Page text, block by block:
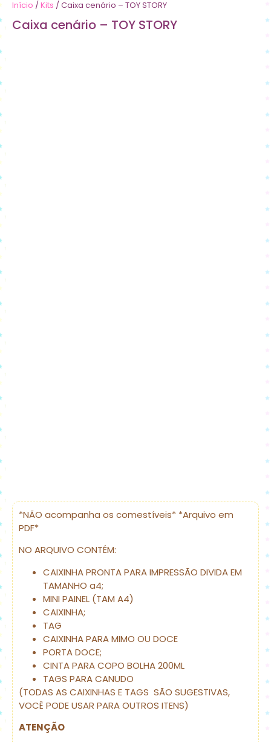
Início /Kits / Caixa cenário – TOY STORY
Caixa cenário – TOY STORY
*NÃO acompanha os comestíveis* *Arquivo em
PDF*
NO ARQUIVO CONTÉM:
CAIXINHA PRONTA PARA IMPRESSÃO DIVIDA EM
TAMANHO a4;
MINI PAINEL (TAM A4)
CAIXINHA;
TAG
CAIXINHA PARA MIMO OU DOCE
PORTA DOCE;
CINTA PARA COPO BOLHA 200ML
TAGS PARA CANUDO
(TODAS AS CAIXINHAS E TAGS SÃO SUGESTIVAS,
VOCÊ PODE USAR PARA OUTROS ITENS)
ATENÇÃO